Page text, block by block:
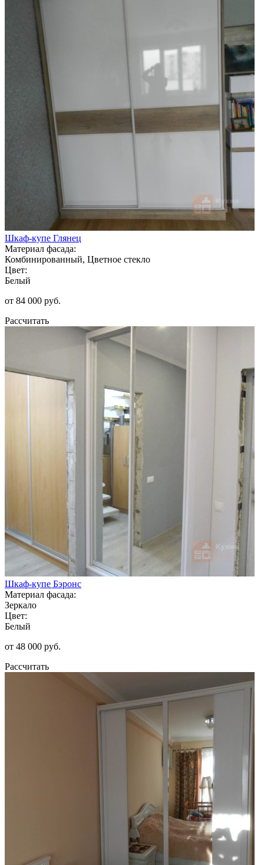
Шкаф-купе Глянец
Материал фасада:
Комбинированный, Цветное стекло
Цвет:
Белый
от 84 000 руб.
Рассчитать
Шкаф-купе Бэронс
Материал фасада:
Зеркало
Цвет:
Белый
от 48 000 руб.
Рассчитать